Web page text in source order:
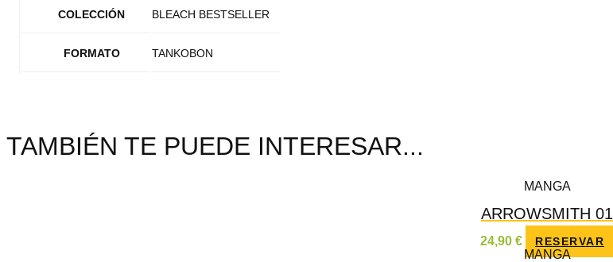
COLECCIÓN BLEACH BESTSELLER
FORMATO TANKOBON
TAMBIÉN TE PUEDE INTERESAR...
MANGA
ARROWSMITH 01
24,90 € RESERVAR
MANGA